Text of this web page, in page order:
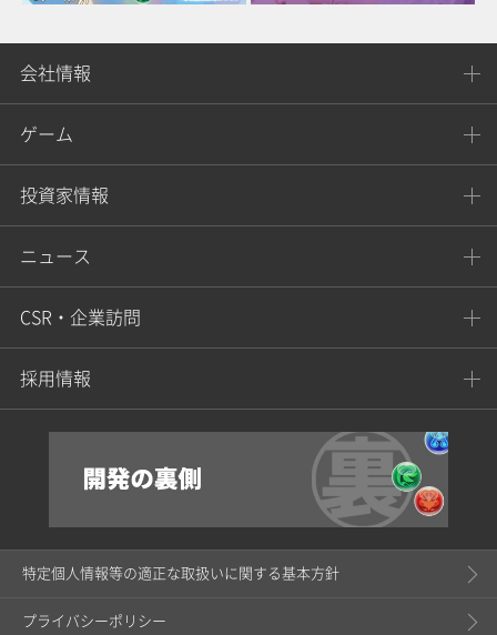
会社情報
ゲーム
投資家情報
ニュース
CSR・企業訪問
採用情報
特定個人情報等の適正な取扱いに関する基本方針
プライバシーポリシー